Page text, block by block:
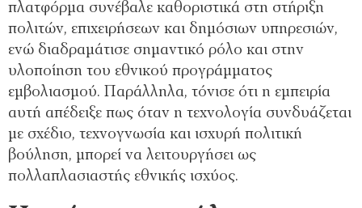
πλατφόρμα συνέβαλε καθοριστικά στη στήριξη
πολιτών, επιχειρήσεων και δημόσιων υπηρεσιών,
ενώ διαδραμάτισε σημαντικό ρόλο και στην
υλοποίηση του εθνικού προγράμματος
εμβολιασμού. Παράλληλα, τόνισε ότι η εμπειρία
αυτή απέδειξε πως όταν η τεχνολογία συνδυάζεται
με σχέδιο, τεχνογνωσία και ισχυρή πολιτική
βούληση, μπορεί να λειτουργήσει ως
πολλαπλασιαστής εθνικής ισχύος.